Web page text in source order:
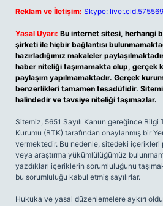
Reklam ve İletişim: Skype:
Yasal Uyarı: Bu internet sitesi, herhangi
şirketi ile hiçbir bağlantısı
hazırladığımız makaleler
haber niteliği taşımamakta olup, gerçek
paylaşım yapılmamaktadır. Gerçek
benzerlikleri tamamen tesadüfidir.
halindedir ve tavsiye niteliği taşımazlar.
Sitemiz, 5651 Sayılı Kanun gereğince
Kurumu (BTK) tarafından onaylanmış bir
vermektedir. Bu nedenle, sitedeki
veya araştırma yükümlülüğümüz
yazdıkları içeriklerin sorumluluğunu
bu sorumluluğu kabul etmiş sayılırlar.
Hukuka ve yasal düzenlemelere aykırı